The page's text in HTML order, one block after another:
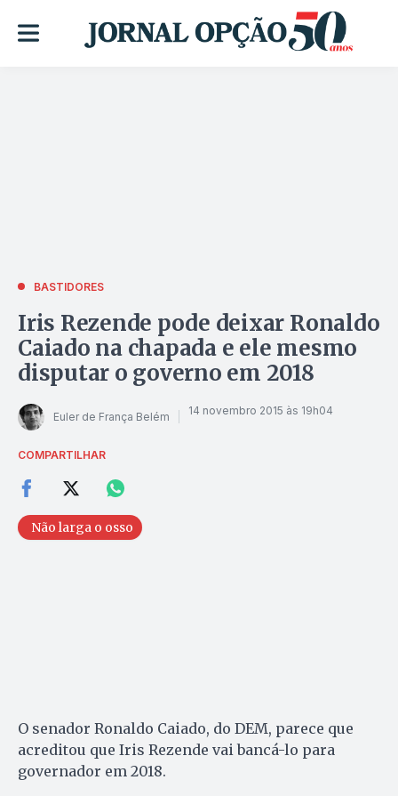
BASTIDORES
Iris Rezende pode deixar Ronaldo
Caiado na chapada e ele mesmo
disputar o governo em 2018
Euler de França Belém 14 novembro 2015 às 19h04
COMPARTILHAR
Não larga o osso
O senador Ronaldo Caiado, do DEM, parece que
acreditou que Iris Rezende vai bancá-lo para
governador em 2018.